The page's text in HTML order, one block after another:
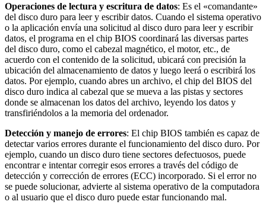
Operaciones de lectura y escritura de datos: Es el «comandante»
del disco duro para leer y escribir datos. Cuando el sistema operativo
o la aplicación envía una solicitud al disco duro para leer y escribir
datos, el programa en el chip BIOS coordinará las diversas partes
del disco duro, como el cabezal magnético, el motor, etc., de
acuerdo con el contenido de la solicitud, ubicará con precisión la
ubicación del almacenamiento de datos y luego leerá o escribirá los
datos. Por ejemplo, cuando abres un archivo, el chip del BIOS del
disco duro indica al cabezal que se mueva a las pistas y sectores
donde se almacenan los datos del archivo, leyendo los datos y
transfiriéndolos a la memoria del ordenador.
Detección y manejo de errores: El chip BIOS también es capaz de
detectar varios errores durante el funcionamiento del disco duro. Por
ejemplo, cuando un disco duro tiene sectores defectuosos, puede
encontrar e intentar corregir esos errores a través del código de
detección y corrección de errores (ECC) incorporado. Si el error no
se puede solucionar, advierte al sistema operativo de la computadora
o al usuario que el disco duro puede estar funcionando mal.